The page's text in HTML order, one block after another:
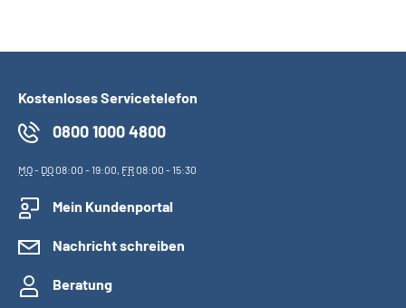
Kostenloses Servicetelefon
0800 1000 4800
MO- DO08:00 - 19:00, FR08:00 - 15:30
Mein Kundenportal
Nachricht schreiben
Beratung